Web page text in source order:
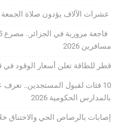
عشرات الآلاف يؤدون صلاة الجمعة
مسافرين 2026
قطر للطاقة تعلن أسعار الوقود في
10 فئات لقبول المستجدين..
بالمدارس الحكومية 2026
إصابات بالرصاص الحي والاختناق